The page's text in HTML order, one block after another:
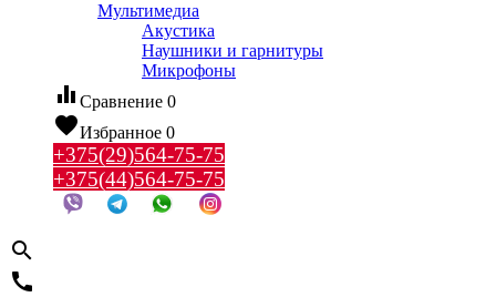
Мультимедиа
Акустика
Наушники и гарнитуры
Микрофоны
equalizer Сравнение 0
favoriteИзбранное 0
+375(29)564-75-75
+375(44)564-75-75
search
call